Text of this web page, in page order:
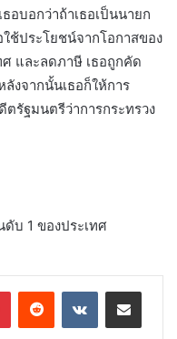
อบอกว่าถ้าเธอเป็นนายก
ใช้ประโยชน์จากโอกาสของ
ศ และลดภาษี เธอถูกคัด
ลังจากนั้นเธอก็ให้การ
รัฐมนตรีว่าการกระทรวง
บ 1 ของประเทศ
PinterestReddit VKontakteShare via Email